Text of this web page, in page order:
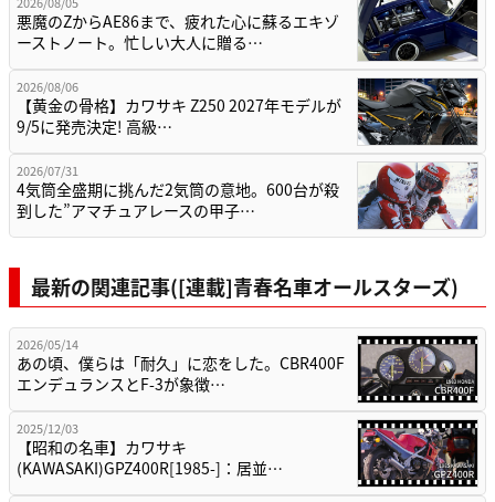
悪魔のZからAE86まで、疲れた心に蘇るエキゾ
ーストノート。忙しい大人に贈る…
2026/08/06
【黄金の骨格】カワサキ Z250 2027年モデルが
9/5に発売決定! 高級…
2026/07/31
4気筒全盛期に挑んだ2気筒の意地。600台が殺
到した”アマチュアレースの甲子…
最新の関連記事([連載]青春名車オールスターズ)
2026/05/14
あの頃、僕らは「耐久」に恋をした。CBR400F
エンデュランスとF-3が象徴…
2025/12/03
【昭和の名車】カワサキ
(KAWASAKI)GPZ400R[1985-]：居並…